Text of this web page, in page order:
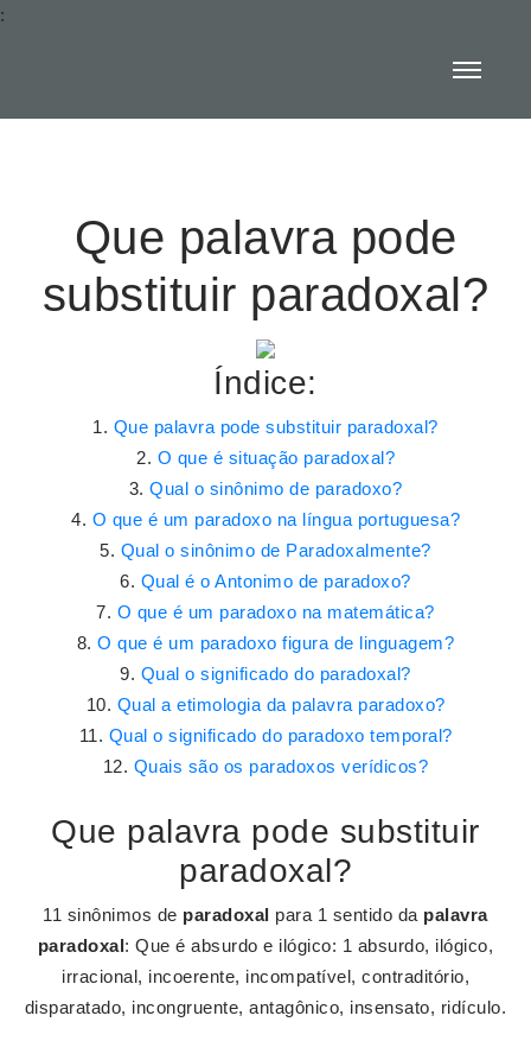
:
Que palavra pode
substituir paradoxal?
Índice:
Que palavra pode substituir paradoxal?
O que é situação paradoxal?
Qual o sinônimo de paradoxo?
O que é um paradoxo na língua portuguesa?
Qual o sinônimo de Paradoxalmente?
Qual é o Antonimo de paradoxo?
O que é um paradoxo na matemática?
O que é um paradoxo figura de linguagem?
Qual o significado do paradoxal?
Qual a etimologia da palavra paradoxo?
Qual o significado do paradoxo temporal?
Quais são os paradoxos verídicos?
Que palavra pode substituir
paradoxal?
11 sinônimos de paradoxal para 1 sentido da palavra
paradoxal: Que é absurdo e ilógico: 1 absurdo, ilógico,
irracional, incoerente, incompatível, contraditório,
disparatado, incongruente, antagônico, insensato, ridículo.